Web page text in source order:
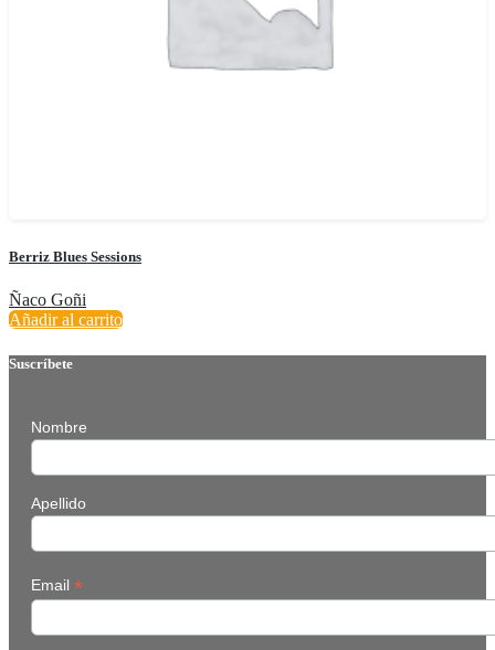
Berriz Blues Sessions
Ñaco Goñi
Añadir al carrito
Suscríbete
Nombre
Apellido
Email *